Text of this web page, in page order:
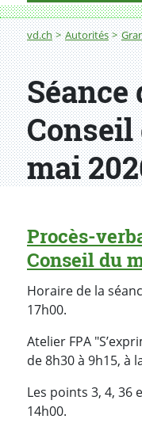
Fil
vd.ch Autorités
Séance
Conseil
mai
Procès-
Conseil du
Horaire de la
17h00.
Atelier FPA
de 8h30 à 9h15, à
Les points 3, 4, 36
14h00.